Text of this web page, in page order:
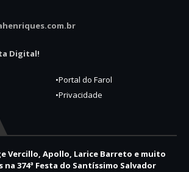
Digital!
•Portal do Farol
•Privacidade
Vercillo, Apollo, Larice Barreto e muito
na 374ª Festa do Santíssimo Salvador